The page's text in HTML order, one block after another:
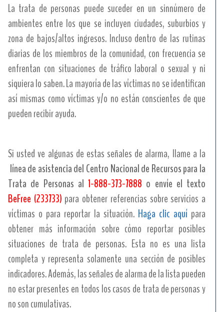
La trata de personas puede suceder en un sinnúmero de
ambientes entre los que se incluyen ciudades, suburbios y
zona de bajos/altos ingresos. Incluso dentro de las rutinas
diarias de los miembros de la comunidad, con frecuencia se
enfrentan con situaciones de tráfico laboral o sexual y ni
siquiera lo saben. La mayoría de las víctimas no se identifican
así mismas como víctimas y/o no están conscientes de que
pueden recibir ayuda.
Si usted ve algunas de estas señales de alarma, llame a la
línea de asistencia del Centro Nacional de Recursos para la
Trata de Personas al 1-888-373-7888 o envíe el texto
BeFree (233733) para obtener referencias sobre servicios a
víctimas o para reportar la situación. Haga clic aquí para
obtener más información sobre cómo reportar posibles
situaciones de trata de personas. Esta no es una lista
completa y representa solamente una sección de posibles
indicadores. Además, las señales de alarma de la lista pueden
no estar presentes en todos los casos de trata de personas y
no son cumulativas.